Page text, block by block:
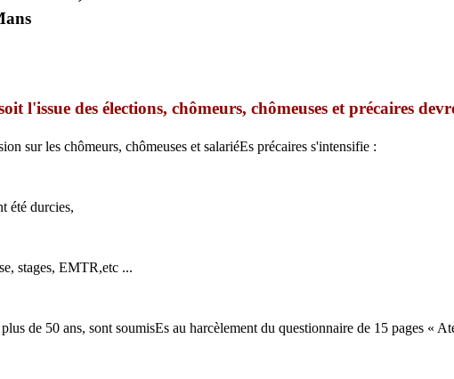
l'issue des élections, chômeurs, chômeuses et précaires
sur les chômeurs, chômeuses et salariéEs précaires s'intensifie :
été durcies,
stages, EMTR,etc ...
de 50 ans, sont soumisEs au harcèlement du questionnaire de 15 pages «